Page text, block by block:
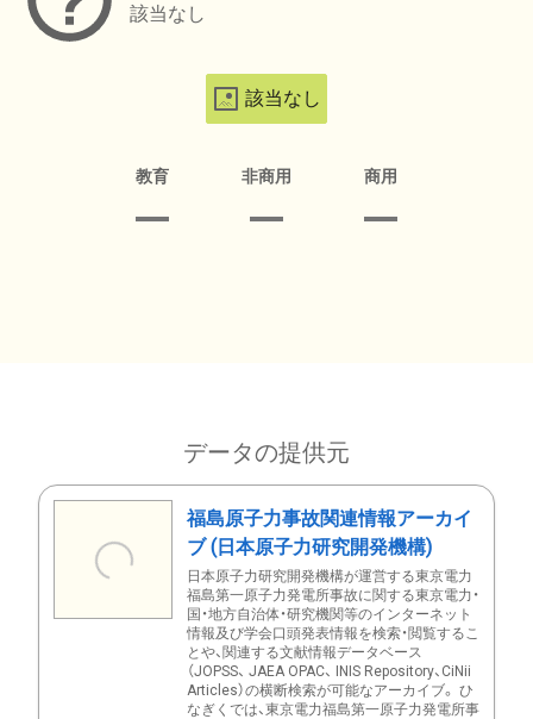
該当なし
該当なし
教育 非商用 商用
データの提供元
福島原子力事故関連情報アーカイ
ブ (日本原子力研究開発機構)
日本原子力研究開発機構が運営する東京電力
福島第一原子力発電所事故に関する東京電力・
国・地方自治体・研究機関等のインターネット
情報及び学会口頭発表情報を検索・閲覧するこ
とや、関連する文献情報データベース
（JOPSS、 JAEA OPAC、 INIS Repository、CiNii
Articles）の横断検索が可能なアーカイブ。 ひ
なぎくでは、東京電力福島第一原子力発電所事